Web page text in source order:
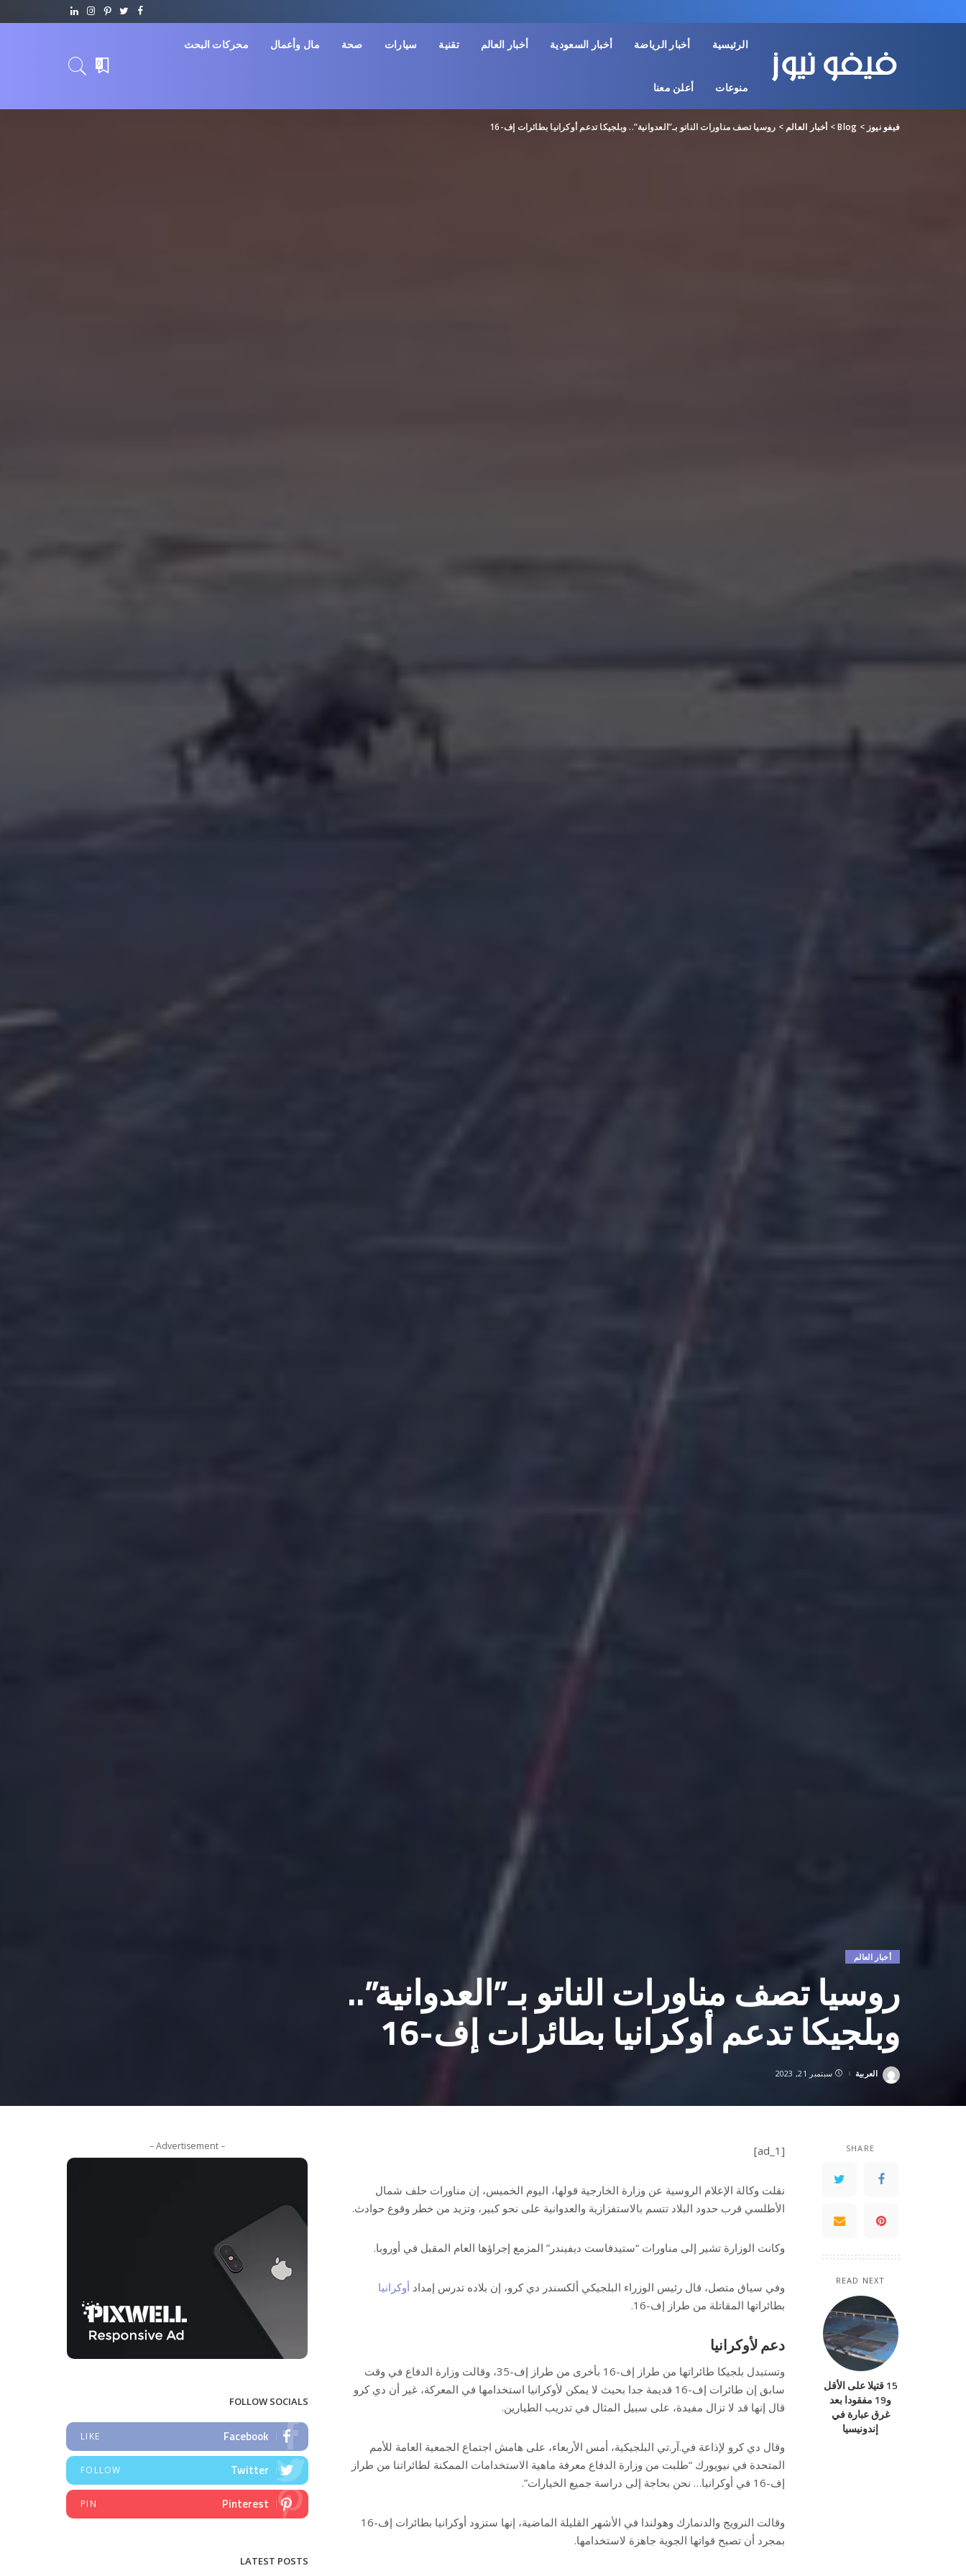
الرئيسية أخبار الرياضة أخبار السعودية أخبار العالم تقنية سيارات صحة مال وأعمال محركات البحث
منوعات أعلن معنا
0
فيفو نيوز >
Blog
> أخبار العالم > روسيا تصف مناورات الناتو بـ”العدوانية”.. وبلجيكا تدعم أوكرانيا بطائرات إف-16
أخبار العالم
روسيا تصف مناورات الناتو بـ”العدوانية”..
وبلجيكا تدعم أوكرانيا بطائرات إف-16
Posted
العربية سبتمبر 21, 2023
SHARE
READ NEXT
15 قتيلا على الأقل
و19 مفقودا بعد
غرق عبارة في
إندونيسيا
[ad_1]
نقلت وكالة الإعلام الروسية عن وزارة الخارجية قولها، اليوم الخميس، إن مناورات حلف شمال
الأطلسي قرب حدود البلاد تتسم بالاستفزازية والعدوانية على نحو كبير، وتزيد من خطر وقوع حوادث.
وكانت الوزارة تشير إلى مناورات “ستيدفاست ديفيندر” المزمع إجراؤها العام المقبل في أوروبا.
وفي سياق متصل، قال رئيس الوزراء البلجيكي ألكسندر دي كرو، إن بلاده تدرس إمداد أوكرانيا
بطائراتها المقاتلة من طراز إف-16.
دعم لأوكرانيا
وتستبدل بلجيكا طائراتها من طراز إف-16 بأخرى من طراز إف-35، وقالت وزارة الدفاع في وقت
سابق إن طائرات إف-16 قديمة جدا بحيث لا يمكن لأوكرانيا استخدامها في المعركة، غير أن دي كرو
قال إنها قد لا تزال مفيدة، على سبيل المثال في تدريب الطيارين.
وقال دي كرو لإذاعة في.آر.تي البلجيكية، أمس الأربعاء، على هامش اجتماع الجمعية العامة للأمم
المتحدة في نيويورك “طلبت من وزارة الدفاع معرفة ماهية الاستخدامات الممكنة لطائراتنا من طراز
إف-16 في أوكرانيا… نحن بحاجة إلى دراسة جميع الخيارات”.
وقالت النرويج والدنمارك وهولندا في الأشهر القليلة الماضية، إنها ستزود أوكرانيا بطائرات إف-16
بمجرد أن تصبح قواتها الجوية جاهزة لاستخدامها.
– Advertisement –
FOLLOW SOCIALS
Facebook
LIKE
Twitter
FOLLOW
Pinterest
PIN
LATEST POSTS